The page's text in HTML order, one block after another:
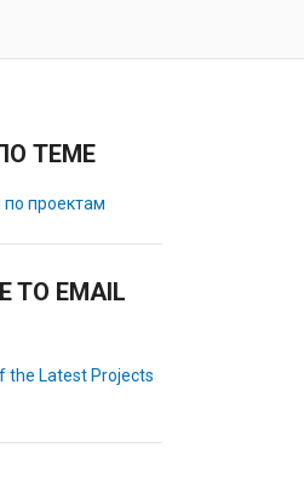
ТЕМЕ
проектам
TO EMAIL
the Latest Projects